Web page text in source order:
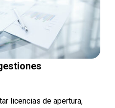
licencias de apertura,